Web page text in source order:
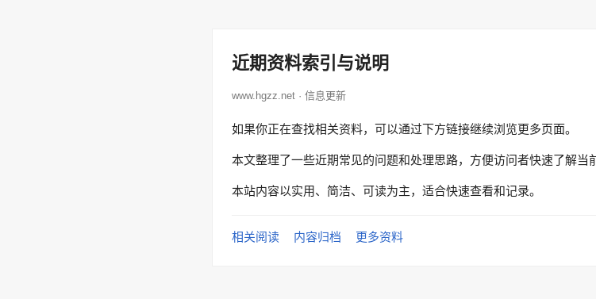
近期资料索引与说明
www.hgzz.net · 信息更新
如果你正在查找相关资料，可以通过下方链接继续浏览更多页面。
本文整理了一些近期常见的问题和处理思路，方便访问者快速了解当
本站内容以实用、简洁、可读为主，适合快速查看和记录。
相关阅读 内容归档 更多资料